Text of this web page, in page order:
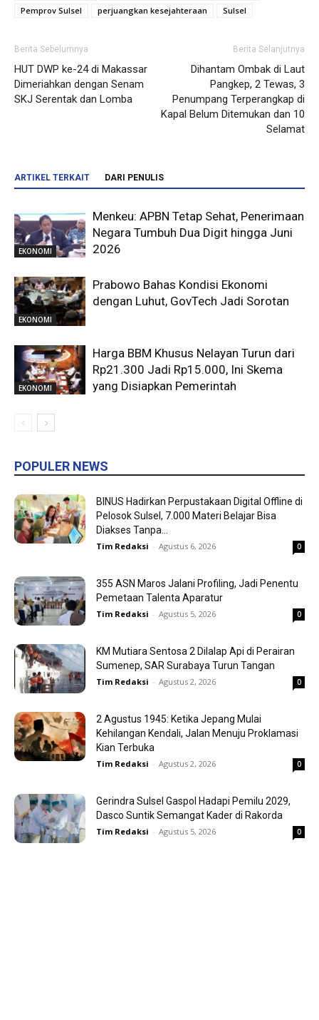
Pemprov Sulsel
perjuangkan kesejahteraan Sulsel
Berita Sebelumnya
HUT DWP ke-24 di Makassar
Dimeriahkan dengan Senam
SKJ Serentak dan Lomba
Berita Selanjutnya
Dihantam Ombak di Laut
Pangkep, 2 Tewas, 3
Penumpang Terperangkap di
Kapal Belum Ditemukan dan 10
Selamat
ARTIKEL TERKAIT DARI PENULIS
EKONOMI
Menkeu: APBN Tetap Sehat, Penerimaan
Negara Tumbuh Dua Digit hingga Juni
2026
EKONOMI
Prabowo Bahas Kondisi Ekonomi
dengan Luhut, GovTech Jadi Sorotan
EKONOMI
Harga BBM Khusus Nelayan Turun dari
Rp21.300 Jadi Rp15.000, Ini Skema
yang Disiapkan Pemerintah
POPULER NEWS
BINUS Hadirkan Perpustakaan Digital Offline di
Pelosok Sulsel, 7.000 Materi Belajar Bisa
Diakses Tanpa...
Tim Redaksi - Agustus 6, 2026 0
355 ASN Maros Jalani Profiling, Jadi Penentu
Pemetaan Talenta Aparatur
Tim Redaksi - Agustus 5, 2026 0
KM Mutiara Sentosa 2 Dilalap Api di Perairan
Sumenep, SAR Surabaya Turun Tangan
Tim Redaksi - Agustus 2, 2026 0
2 Agustus 1945: Ketika Jepang Mulai
Kehilangan Kendali, Jalan Menuju Proklamasi
Kian Terbuka
Tim Redaksi - Agustus 2, 2026 0
Gerindra Sulsel Gaspol Hadapi Pemilu 2029,
Dasco Suntik Semangat Kader di Rakorda
Tim Redaksi - Agustus 5, 2026 0